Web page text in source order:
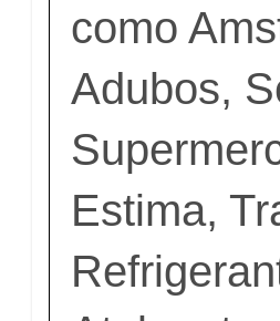
como
Adubos,
Estima,